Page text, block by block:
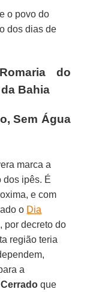
o povo do
dos dias de
do
Bahia
Sem Água
marca a
dos ipês. É
e com
o Dia
por decreto do
região teria
a
Cerrado que